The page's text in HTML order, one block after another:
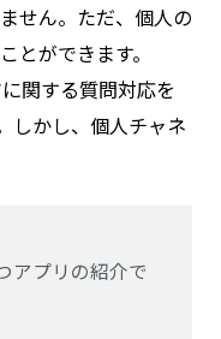
せん。ただ、個人の
とができます。
関する質問対応を
しかし、個人チャネ
アプリの紹介で